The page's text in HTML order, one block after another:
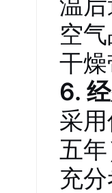
空
干
6.
采
五
充